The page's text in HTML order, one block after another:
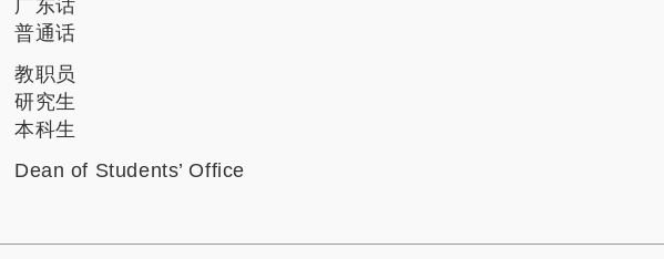
广东话
普通话
教职员
研究生
本科生
Dean of Students’ Office